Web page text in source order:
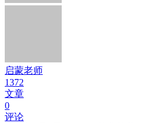
启蒙老师
1372
文章
0
评论